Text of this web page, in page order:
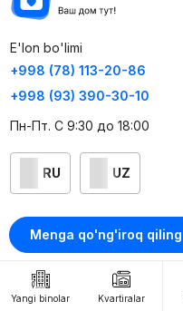
Menga qo'ng'iroq qiling
Yangi binolar Kvartiralar
E'lon bo'limi
+998 (78) 113-20-86
+998 (93) 390-30-10
Пн-Пт. С 9:30 до 18:00
RU UZ
Kontaktlar
loyiha haqida
Webnow © loyihasi